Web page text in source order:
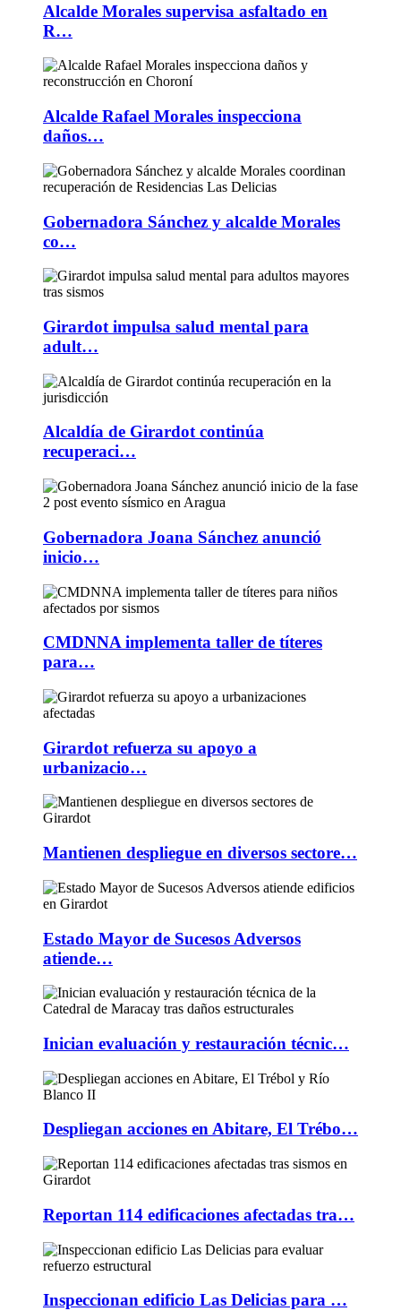
Alcalde Morales supervisa asfaltado en
R…
Alcalde Rafael Morales inspecciona
daños…
Gobernadora Sánchez y alcalde Morales
co…
Girardot impulsa salud mental para
adult…
Alcaldía de Girardot continúa
recuperaci…
Gobernadora Joana Sánchez anunció
inicio…
CMDNNA implementa taller de títeres
para…
Girardot refuerza su apoyo a
urbanizacio…
Mantienen despliegue en diversos sectore…
Estado Mayor de Sucesos Adversos
atiende…
Inician evaluación y restauración técnic…
Despliegan acciones en Abitare, El Trébo…
Reportan 114 edificaciones afectadas tra…
Inspeccionan edificio Las Delicias para …